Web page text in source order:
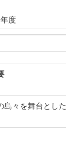
島々を舞台とし